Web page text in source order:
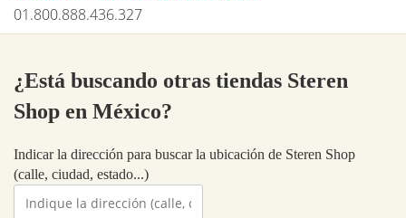
01.800.888.436.327
¿Está buscando otras tiendas Steren
Shop en México?
Indicar la dirección para buscar la ubicación de Steren Shop
(calle, ciudad, estado...)